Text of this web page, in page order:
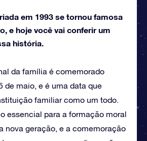
em 1993 se tornou famosa
e hoje você vai conferir um
história.
da família é comemorado
de maio, e é uma data que
familiar como um todo.
essencial para a formação moral
nova geração, e a comemoração